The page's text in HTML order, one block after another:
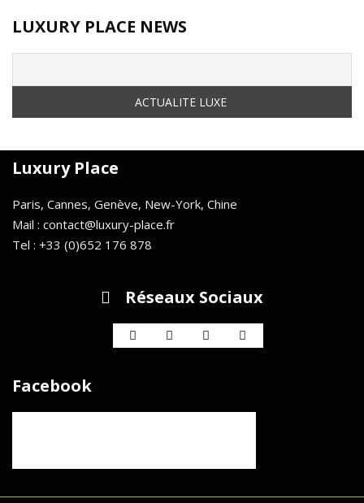
LUXURY PLACE NEWS
Luxury Place
Paris, Cannes, Genève, New-York, Chine
Mail : contact@luxury-place.fr
Tel : +33 (0)652 176 878
Réseaux Sociaux
Facebook